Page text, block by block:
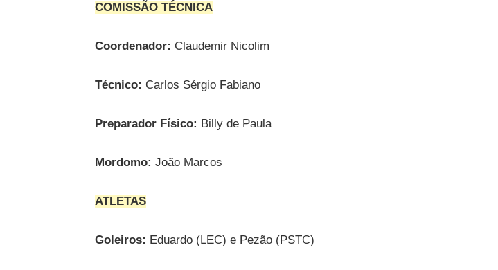
COMISSÃO TÉCNICA
Coordenador: Claudemir Nicolim
Técnico: Carlos Sérgio Fabiano
Preparador Físico: Billy de Paula
Mordomo: João Marcos
ATLETAS
Goleiros: Eduardo (LEC) e Pezão (PSTC)